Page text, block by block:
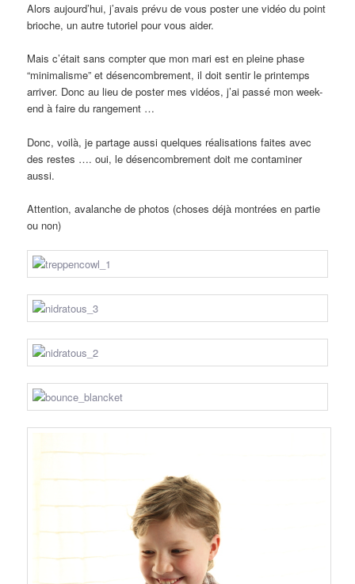
Alors aujourd’hui, j’avais prévu de vous poster une vidéo du point
brioche, un autre tutoriel pour vous aider.
Mais c’était sans compter que mon mari est en pleine phase
“minimalisme” et désencombrement, il doit sentir le printemps
arriver. Donc au lieu de poster mes vidéos, j’ai passé mon week-
end à faire du rangement …
Donc, voilà, je partage aussi quelques réalisations faites avec
des restes …. oui, le désencombrement doit me contaminer
aussi.
Attention, avalanche de photos (choses déjà montrées en partie
ou non)